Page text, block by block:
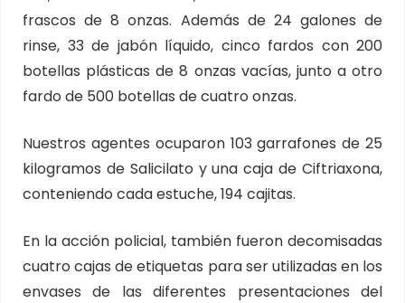
frascos de 8 onzas. Además de 24 galones de
rinse, 33 de jabón líquido, cinco fardos con 200
botellas plásticas de 8 onzas vacías, junto a otro
fardo de 500 botellas de cuatro onzas.
Nuestros agentes ocuparon 103 garrafones de 25
kilogramos de Salicilato y una caja de Ciftriaxona,
conteniendo cada estuche, 194 cajitas.
En la acción policial, también fueron decomisadas
cuatro cajas de etiquetas para ser utilizadas en los
envases de las diferentes presentaciones del